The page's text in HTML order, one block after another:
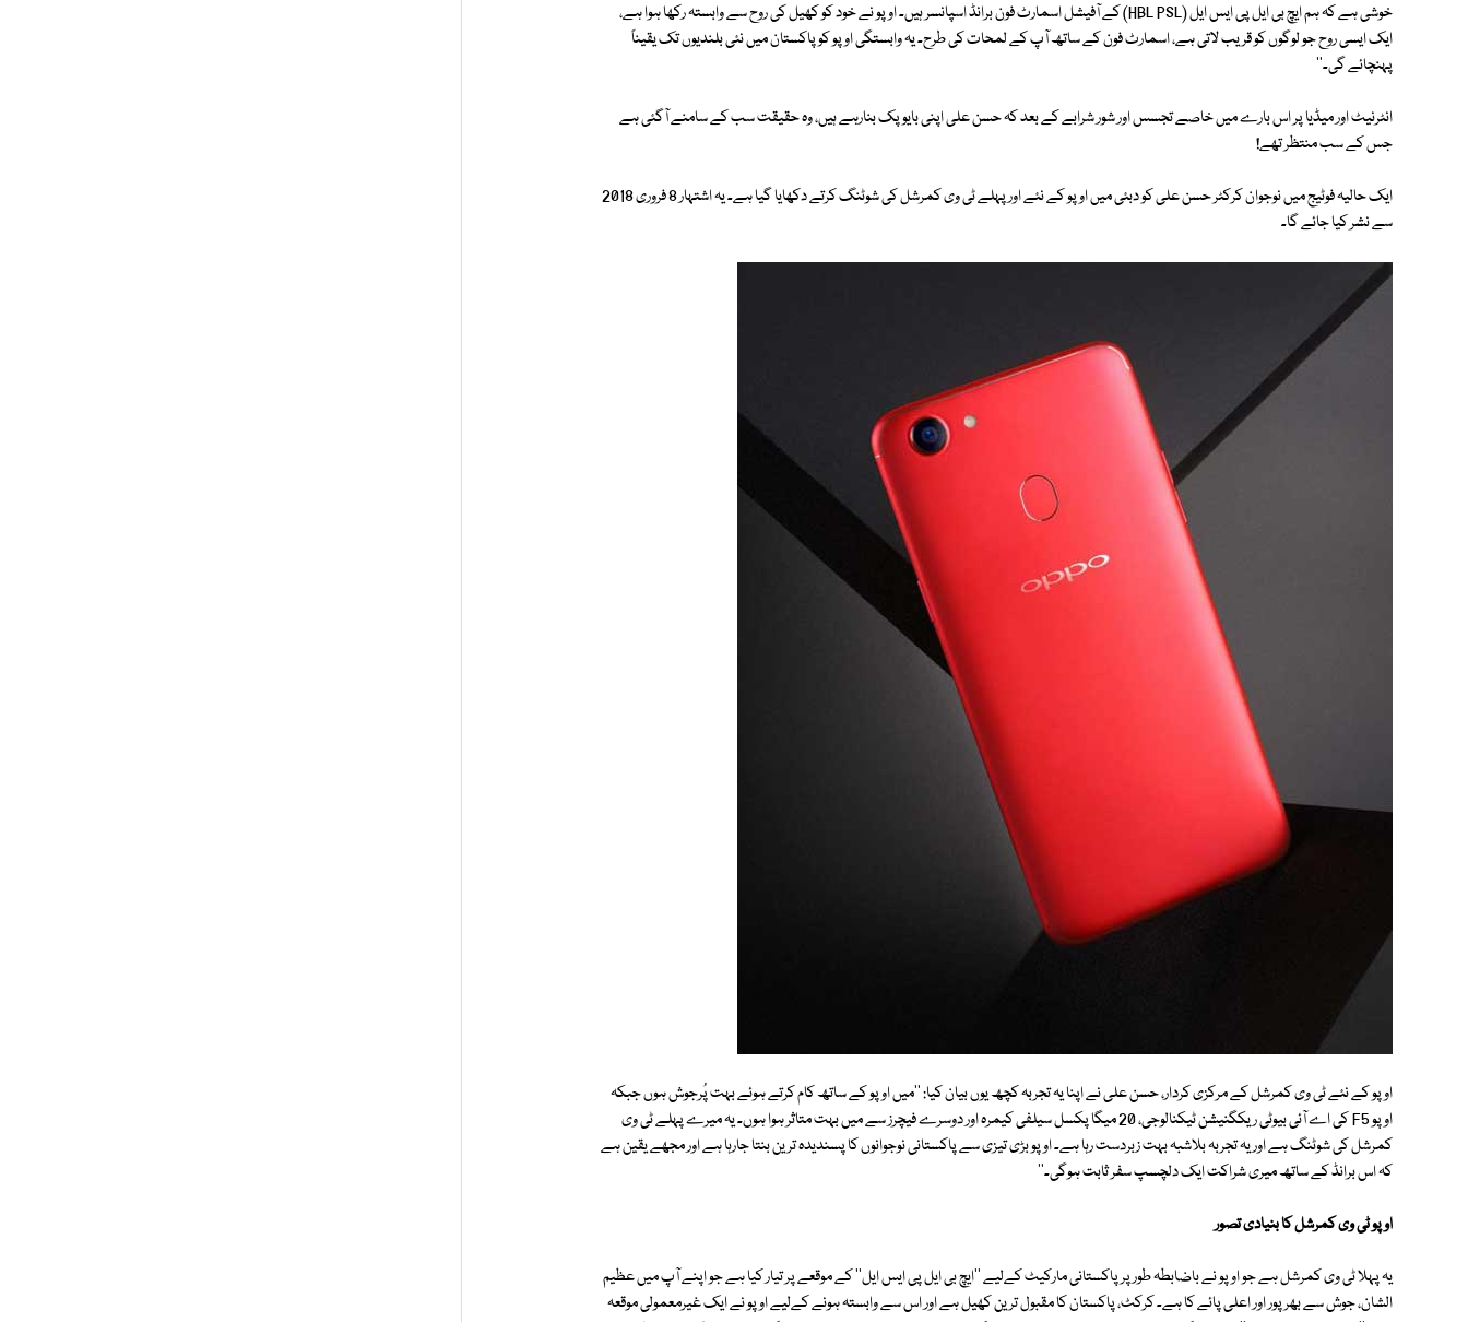
خوشی ہے کہ ہم ایچ بی ایل پی ایس ایل (HBL PSL) کے آفیشل اسمارٹ فون برانڈ اسپانسر ہیں۔ اوپو نے خود کو کھیل کی روح سے وابستہ رکھا ہوا ہے،
ایک ایسی روح جو لوگوں کو قریب لاتی ہے، اسمارٹ فون کے ساتھ آپ کے لمحات کی طرح۔ یہ وابستگی اوپو کو پاکستان میں نئی بلندیوں تک یقیناً
پہنچائے گی۔''
انٹرنیٹ اور میڈیا پر اس بارے میں خاصے تجسس اور شور شرابے کے بعد کہ حسن علی اپنی بایوپک بنارہے ہیں، وہ حقیقت سب کے سامنے آگئی ہے
جس کے سب منتظر تھے!
ایک حالیہ فوٹیج میں نوجوان کرکٹر حسن علی کو دبئی میں اوپو کے نئے اور پہلے ٹی وی کمرشل کی شوٹنگ کرتے دکھایا گیا ہے۔ یہ اشتہار 8 فروری 2018
سے نشر کیا جائے گا۔
اوپو کے نئے ٹی وی کمرشل کے مرکزی کردار، حسن علی نے اپنا یہ تجربہ کچھ یوں بیان کیا: ''میں اوپو کے ساتھ کام کرتے ہوئے بہت پُرجوش ہوں جبکہ
اوپو F5 کی اے آئی بیوٹی ریکگنیشن ٹیکنالوجی، 20 میگا پکسل سیلفی کیمرہ اور دوسرے فیچرز سے میں بہت متاثر ہوا ہوں۔ یہ میرے پہلے ٹی وی
کمرشل کی شوٹنگ ہے اور یہ تجربہ بلاشبہ بہت زبردست رہا ہے۔ اوپو بڑی تیزی سے پاکستانی نوجوانوں کا پسندیدہ ترین بنتا جارہا ہے اور مجھے یقین ہے
کہ اس برانڈ کے ساتھ میری شراکت ایک دلچسپ سفر ثابت ہوگی۔''
اوپو ٹی وی کمرشل کا بنیادی تصور
یہ پہلا ٹی وی کمرشل ہے جو اوپو نے باضابطہ طور پر پاکستانی مارکیٹ کےلیے ''ایچ بی ایل پی ایس ایل'' کے موقعے پر تیار کیا ہے جو اپنے آپ میں عظیم
الشان، جوش سے بھرپور اور اعلی پائے کا ہے۔ کرکٹ، پاکستان کا مقبول ترین کھیل ہے اور اس سے وابستہ ہونے کےلیے اوپو نے ایک غیرمعمولی موقعہ